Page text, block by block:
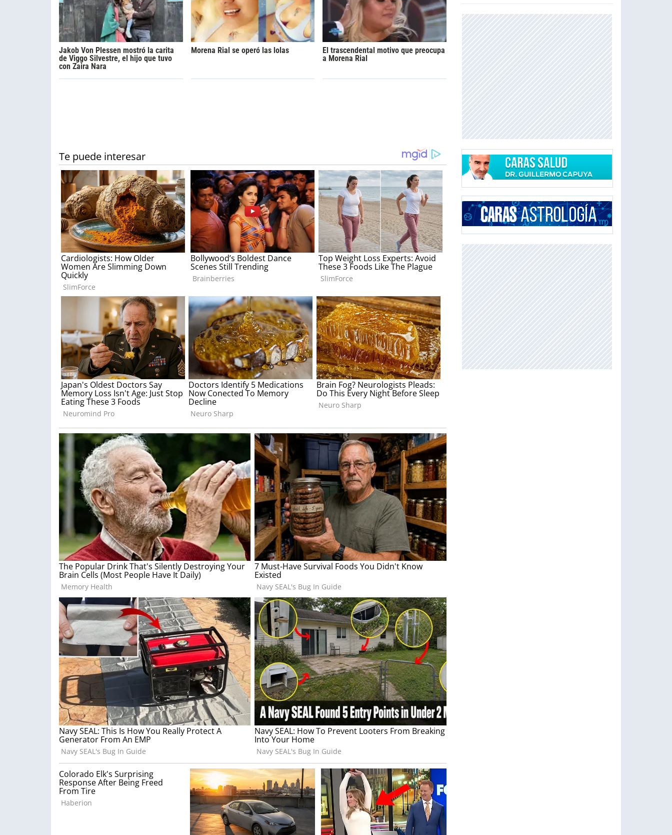
Jakob Von Plessen mostró la carita
de Viggo Silvestre, el hijo que tuvo
con Zaira Nara
Morena Rial se operó las lolas
El trascendental motivo que preocupa
a Morena Rial